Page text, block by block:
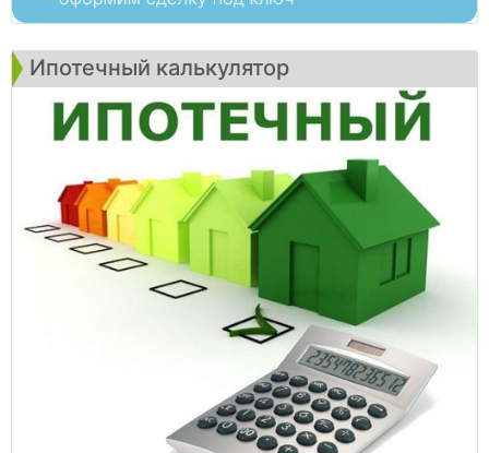
Ипотечный калькулятор